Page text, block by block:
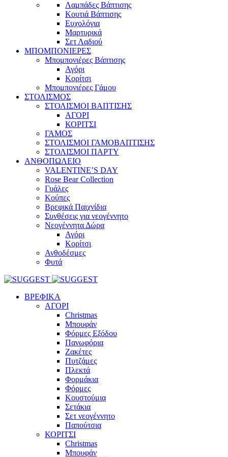
Λαμπάδες Βάπτισης
Κουτιά Βάπτισης
Ευχολόγια
Μαρτυρικά
Σετ Λαδιού
ΜΠΟΜΠΟΝΙΕΡΕΣ
Μπομπονιέρες Βάπτισης
Αγόρι
Κορίτσι
Μπομπονιέρες Γάμου
ΣΤΟΛΙΣΜΟΣ
ΣΤΟΛΙΣΜΟΙ ΒΑΠΤΙΣΗΣ
ΑΓΟΡΙ
ΚΟΡΙΤΣΙ
ΓΑΜΟΣ
ΣΤΟΛΙΣΜΟΙ ΓΑΜΟΒΑΠΤΙΣΗΣ
ΣΤΟΛΙΣΜΟΙ ΠΑΡΤΥ
ΑΝΘΟΠΩΛΕΙΟ
VALENTINE’S DAY
Rose Bear Collection
Γυάλες
Κούπες
Βρεφικά Παιχνίδια
Συνθέσεις για νεογέννητο
Νεογέννητα Δώρα
Αγόρι
Κορίτσι
Ανθοδέσμες
Φυτά
ΒΡΕΦΙΚΑ
ΑΓΟΡΙ
Christmas
Μπουφάν
Φόρμες Εξόδου
Πανωφόρια
Ζακέτες
Πυτζάμες
Πλεκτά
Φορμάκια
Φόρμες
Κουστούμια
Σετάκια
Σετ νεογέννητο
Παπούτσια
ΚΟΡΙΤΣΙ
Christmas
Μπουφάν